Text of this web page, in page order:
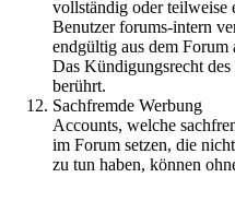
vollständig oder teilweise
Benutzer forums-intern
endgültig aus dem Forum
Das Kündigungsrecht
berührt.
Sachfremde Werbung
Accounts, welche
im Forum setzen, die
zu tun haben, können